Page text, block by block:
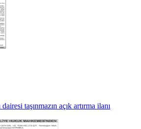
taşınmazın açık artırma ilanı